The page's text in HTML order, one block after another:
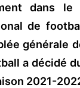
dans le
de
générale
a décidé
2021-